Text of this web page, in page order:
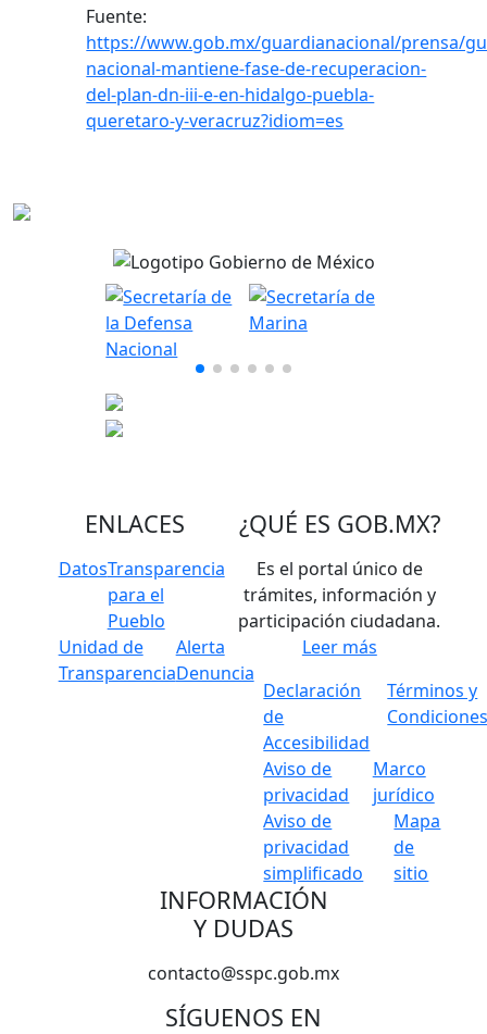
Fuente:
https://www.gob.mx/guardianacional/prensa/
nacional-mantiene-fase-de-recuperacion-
del-plan-dn-iii-e-en-hidalgo-puebla-
queretaro-y-veracruz?idiom=es
ENLACES
DatosTransparencia
para el
Pueblo
Unidad de
Transparencia
Alerta
Denuncia
¿QUÉ ES GOB.MX?
Es el portal único de
trámites, información y
participación ciudadana.
Leer más
Declaración
de
Accesibilidad
Términos y
Aviso de
privacidad
Marco
jurídico
Aviso de
privacidad
simplificado
Mapa
de
sitio
INFORMACIÓN
Y DUDAS
contacto@sspc.gob.mx
SÍGUENOS EN